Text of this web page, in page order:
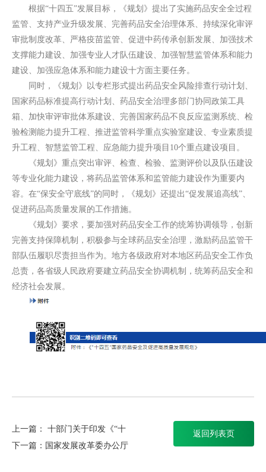
根据“十四五”发展目标，《规划》提出了实施药品安全全过程
监管、支持产业升级发展、完善药品安全治理体系、持续深化审评
审批制度改革、严格疫苗监管、促进中药传承创新发展、加强技术
支撑能力建设、加强专业人才队伍建设、加强智慧监管体系和能力
建设、加强应急体系和能力建设十方面主要任务。
同时，《规划》以专栏形式提出药品安全风险排查行动计划、
国家药品标准提高行动计划、药品安全治理多部门协同政策工具
箱、加快审评审批体系建设、完善国家药品不良反应监测系统、检
验检测能力提升工程、推进监管科学重点实验室建设、专业素质提
升工程、智慧监管工程、应急能力提升项目10个重点建设项目。
《规划》重点突出审评、检查、检验、监测评价以及队伍建设
等专业化能力建设，将药品监管体系和监管能力建设作为重要内
容。在“保安全守底线”的同时，《规划》还提出“促发展追高线”、
促进药品高质量发展的工作措施。
《规划》要求，要加强对药品安全工作的统筹协调领导，创新
完善支持保障机制，积极参与全球药品安全治理，激励药品监管干
部队伍履职尽责担当作为。地方各级政府对本地区药品安全工作负
总责，各省级人民政府要建立药品安全协调机制，统筹药品安全和
经济社会发展。
上一篇：
十部门关于印发《“十
下一篇： 国家发展改革委办公厅
返回列表页